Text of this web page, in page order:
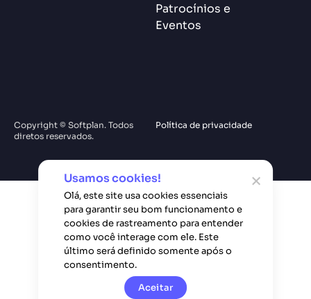
Patrocínios e
Eventos
Copyright © Softplan. Todos
diretos reservados.
Política de privacidade
Usamos cookies!
Olá, este site usa cookies essenciais
para garantir seu bom funcionamento e
cookies de rastreamento para entender
como você interage com ele. Este
último será definido somente após o
consentimento.
Aceitar